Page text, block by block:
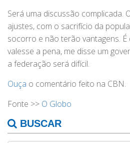
Será uma discussão complicada.
ajustes, com o sacrifício da
socorro e não terão vantagens.
valesse a pena, me disse um
a federação será difícil.
Ouça o comentário feito na CBN.
Fonte >> O Globo
BUSCAR